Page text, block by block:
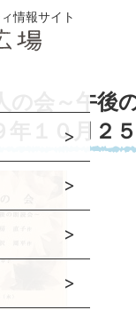
情報サイト
の会～午後
年１０月２